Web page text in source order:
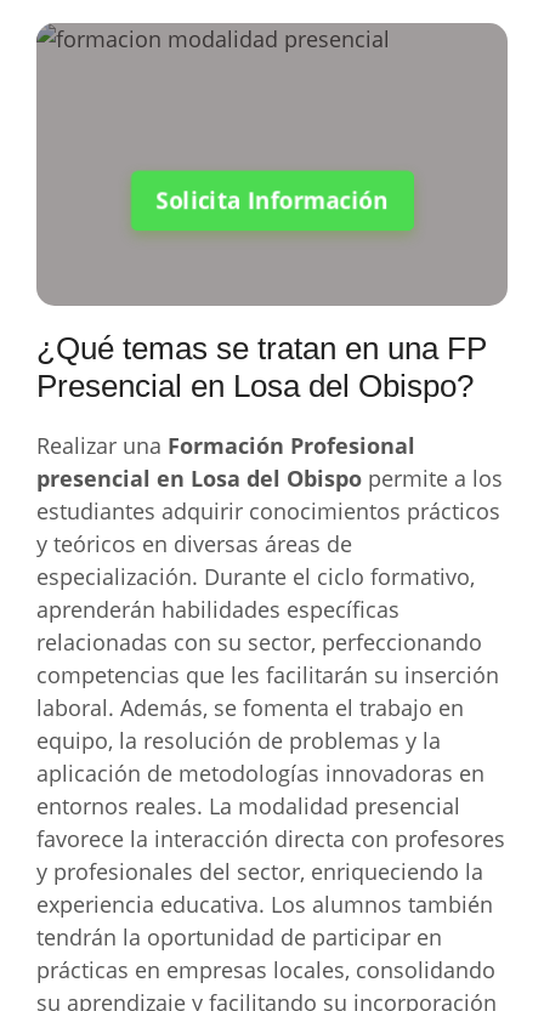
Solicita Información
¿Qué temas se tratan en una FP
Presencial en Losa del Obispo?
Realizar una Formación Profesional
presencial en Losa del Obispo permite a los
estudiantes adquirir conocimientos prácticos
y teóricos en diversas áreas de
especialización. Durante el ciclo formativo,
aprenderán habilidades específicas
relacionadas con su sector, perfeccionando
competencias que les facilitarán su inserción
laboral. Además, se fomenta el trabajo en
equipo, la resolución de problemas y la
aplicación de metodologías innovadoras en
entornos reales. La modalidad presencial
favorece la interacción directa con profesores
y profesionales del sector, enriqueciendo la
experiencia educativa. Los alumnos también
tendrán la oportunidad de participar en
prácticas en empresas locales, consolidando
su aprendizaje y facilitando su incorporación